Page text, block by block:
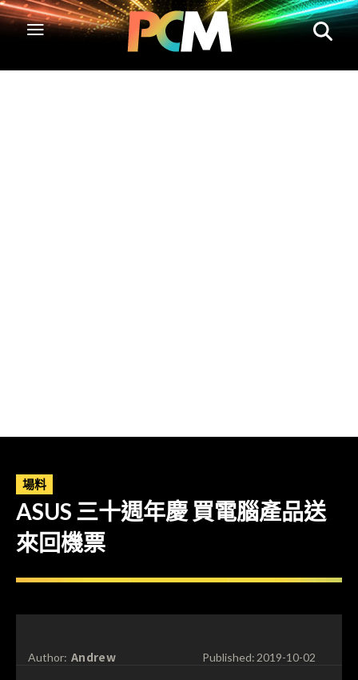
場料
ASUS 三十週年慶 買電腦產品送
來回機票
Author: Andrew Published:2019-10-02